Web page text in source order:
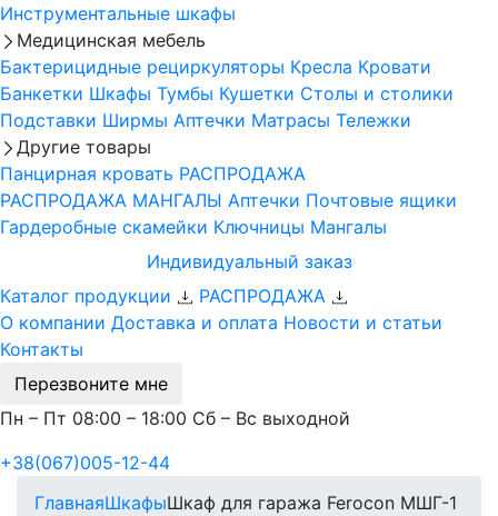
Инструментальные шкафы
Медицинская мебель
Бактерицидные рециркуляторы Кресла Кровати
Банкетки Шкафы Тумбы Кушетки Столы и столики
Подставки Ширмы Аптечки Матрасы Тележки
Другие товары
Панцирная кровать РАСПРОДАЖА
РАСПРОДАЖА МАНГАЛЫ Аптечки Почтовые ящики
Гардеробные скамейки Ключницы Мангалы
Индивидуальный заказ
Каталог продукции
РАСПРОДАЖА
О компании Доставка и оплата Новости и статьи
Контакты
Перезвоните мне
Пн – Пт 08:00 – 18:00 Сб – Вс выходной
+38(067)005-12-44
ГлавнаяШкафыШкаф для гаража Ferocon МШГ-1